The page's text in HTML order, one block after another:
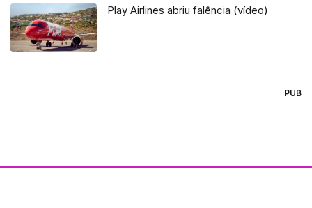
Play Airlines abriu falência (vídeo)
PUB